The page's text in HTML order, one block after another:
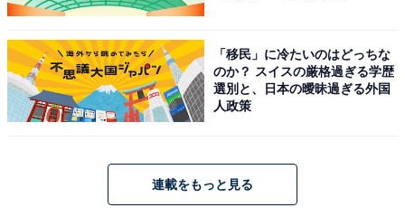
「移民」に冷たいのはどっちな
のか？ スイスの厳格過ぎる学歴
選別と、日本の曖昧過ぎる外国
人政策
連載をもっと見る